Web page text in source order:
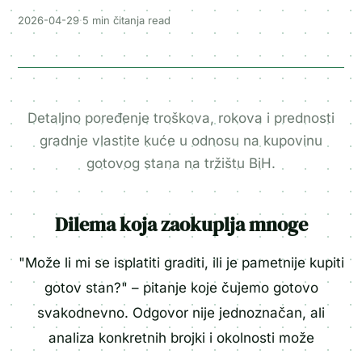
2026-04-29·5 min čitanja read
Detaljno poređenje troškova, rokova i prednosti
gradnje vlastite kuće u odnosu na kupovinu
gotovog stana na tržištu BiH.
Dilema koja zaokuplja mnoge
"Može li mi se isplatiti graditi, ili je pametnije kupiti
gotov stan?" – pitanje koje čujemo gotovo
svakodnevno. Odgovor nije jednoznačan, ali
analiza konkretnih brojki i okolnosti može